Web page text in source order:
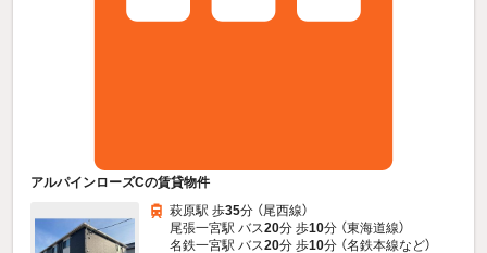
アルパインローズCの賃貸物件
萩原駅 歩35分 （尾西線）
尾張一宮駅 バス20分 歩10分 （東海道線）
名鉄一宮駅 バス20分 歩10分 （名鉄本線など）